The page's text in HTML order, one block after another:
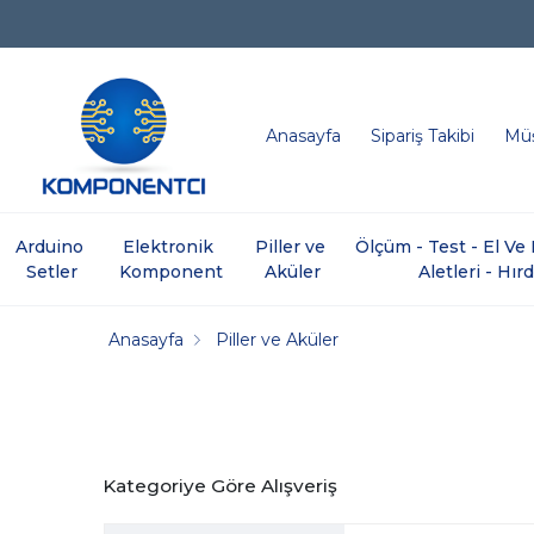
Anasayfa Sipariş Takibi
Arduino
Setler
Elektronik
Komponent
Piller ve
Aküler
Ölçüm - Test - El
Aletleri -
Anasayfa Piller ve Aküler
Kategoriye Göre Alışveriş